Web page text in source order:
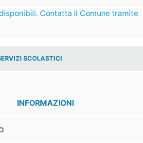
Contatta il Comune tramite
SCOLASTICI
INFORMAZIONI